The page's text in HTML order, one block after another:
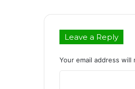
Leave a Reply
Your email address will